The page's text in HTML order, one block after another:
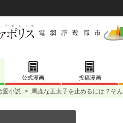
公式漫画 投稿漫画
愛小説 > 馬鹿な王太子を止めるには？そ